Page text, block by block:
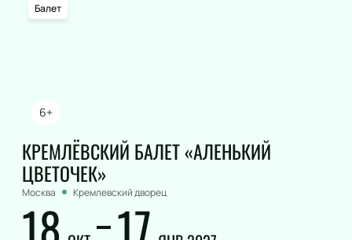
6+
Балет
КРЕМЛЁВСКИЙ БАЛЕТ «АЛЕНЬКИЙ
ЦВЕТОЧЕК»
Москва Кремлевский дворец